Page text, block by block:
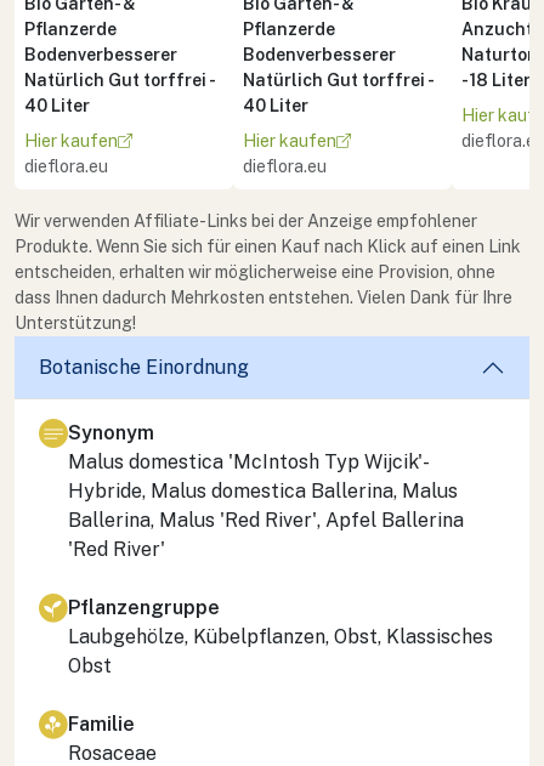
Pflanzerde
Bodenverbesserer
Natürlich Gut torffrei -
40 Liter
Hier kaufen
dieflora.eu
Pflanzerde
Bodenverbesserer
Natürlich Gut torffrei -
40 Liter
Hier kaufen
dieflora.eu
Naturton
- 18 Liter
Hier
dieflora.eu
Wir verwenden Affiliate-Links bei der Anzeige empfohlener
Produkte. Wenn Sie sich für einen Kauf nach Klick auf einen Link
entscheiden, erhalten wir möglicherweise eine Provision, ohne
dass Ihnen dadurch Mehrkosten entstehen. Vielen Dank für Ihre
Unterstützung!
Botanische Einordnung
Synonym
Malus domestica 'McIntosh Typ Wijcik'-
Hybride, Malus domestica Ballerina, Malus
Ballerina, Malus 'Red River', Apfel Ballerina
'Red River'
Pflanzengruppe
Laubgehölze, Kübelpflanzen, Obst, Klassisches
Obst
Familie
Rosaceae